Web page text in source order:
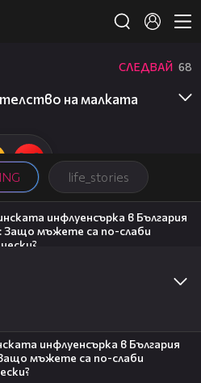
инфлуенсърка в България
мъжете са по-слаби
life_stories
СЛЕДВАЙ 68
на малката
инфлуенсърка в България
Защо мъжете са по-слаби
инфлуенсърка в България
life_stories
със седалище в Лясковец
роботизирана техника и